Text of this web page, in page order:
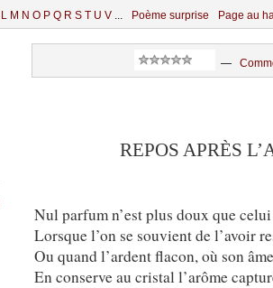
L M N O P Q R S T U V ... Poème surprise Page au
—
REPOS APRÈS
Nul parfum n’est plus doux que celui
Lorsque l’on se souvient de l’avoir
Ou quand l’ardent flacon, où son
En conserve au cristal l’arôme